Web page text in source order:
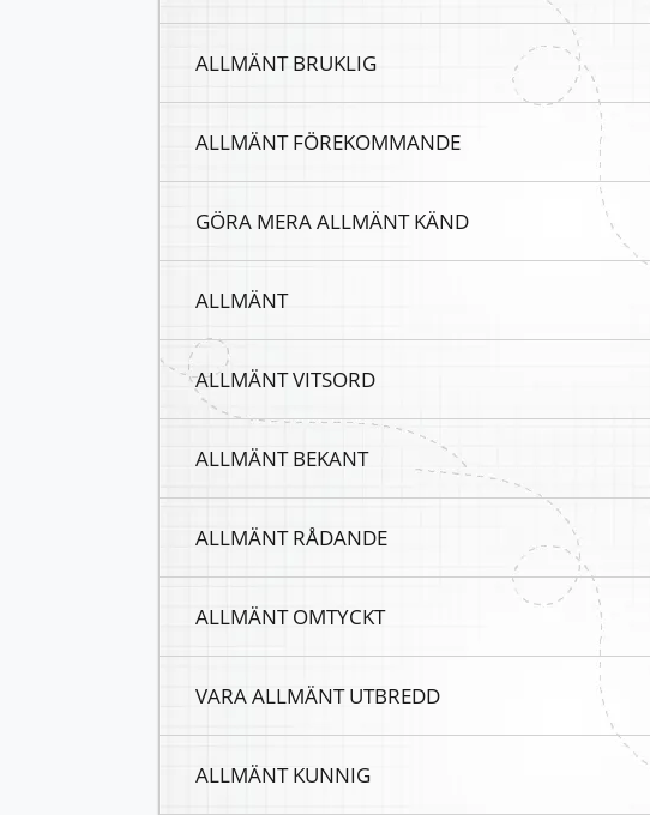
ALLMÄNT BRUKLIG
ALLMÄNT FÖREKOMMANDE
GÖRA MERA ALLMÄNT KÄND
ALLMÄNT
ALLMÄNT VITSORD
ALLMÄNT BEKANT
ALLMÄNT RÅDANDE
ALLMÄNT OMTYCKT
VARA ALLMÄNT UTBREDD
ALLMÄNT KUNNIG